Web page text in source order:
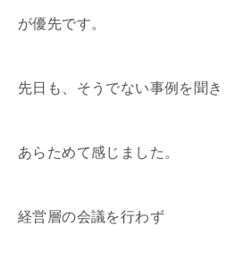
が優先です。
先日も、そうでない事例を聞き
あらためて感じました。
経営層の会議を行わず